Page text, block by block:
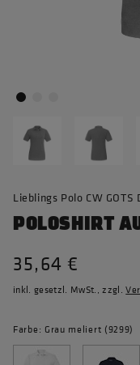
Lieblings Polo CW GOTS
POLOSHIRT
35,64 €
inkl. gesetzl. MwSt., zzgl.
Farbe: Grau meliert (9299)